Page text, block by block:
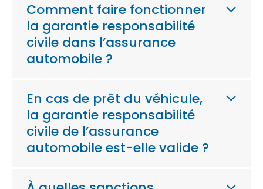
Comment faire fonctionner
la garantie responsabilité
civile dans l’assurance
automobile ?
En cas de prêt du véhicule,
la garantie responsabilité
civile de l’assurance
automobile est-elle valide ?